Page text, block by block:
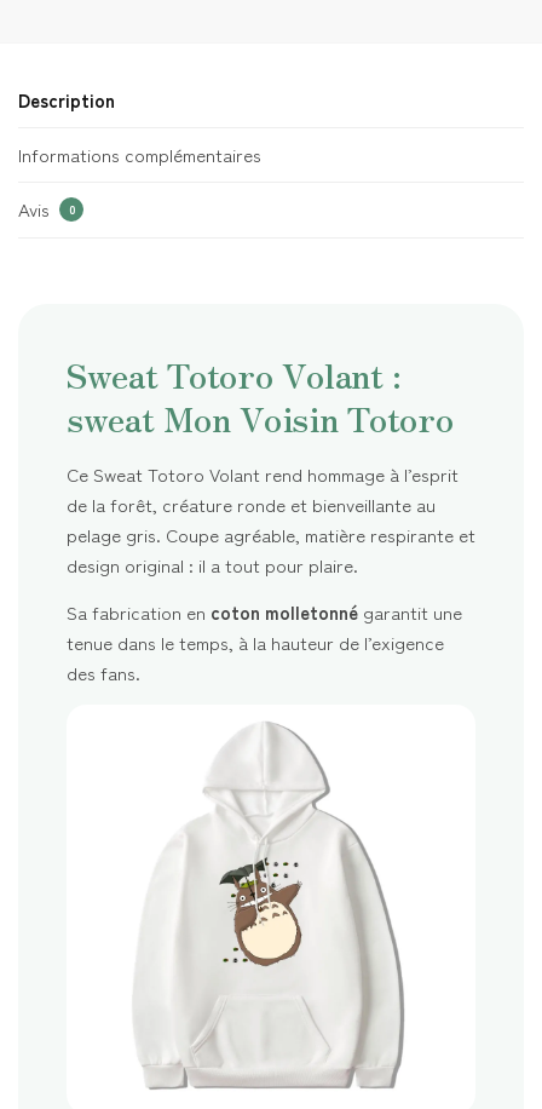
Description
Informations complémentaires
Avis 0
Sweat Totoro Volant :
sweat Mon Voisin Totoro
Ce Sweat Totoro Volant rend hommage à l’esprit
de la forêt, créature ronde et bienveillante au
pelage gris. Coupe agréable, matière respirante et
design original : il a tout pour plaire.
Sa fabrication en coton molletonné garantit une
tenue dans le temps, à la hauteur de l’exigence
des fans.